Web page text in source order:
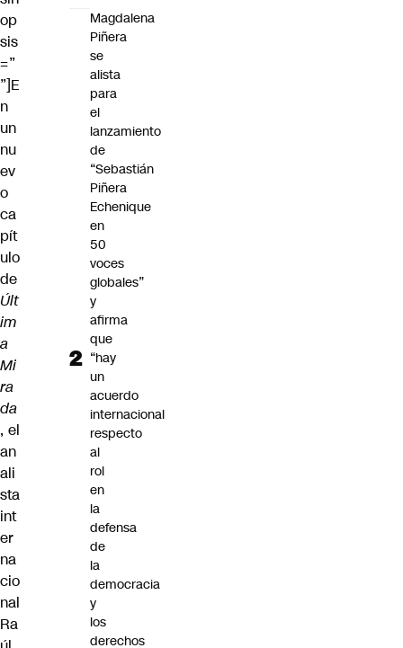
op
sis
=”
”]E
n
un
nu
ev
o
ca
pít
ulo
de
Últ
im
a
Mi
ra
da
, el
an
ali
sta
int
er
na
cio
nal
Ra
Magdalena
Piñera
se
alista
para
el
lanzamiento
de
“Sebastián
Piñera
Echenique
en
50
voces
globales”
y
afirma
que
“hay
un
acuerdo
internacional
respecto
al
rol
en
la
defensa
de
la
democracia
y
los
derechos